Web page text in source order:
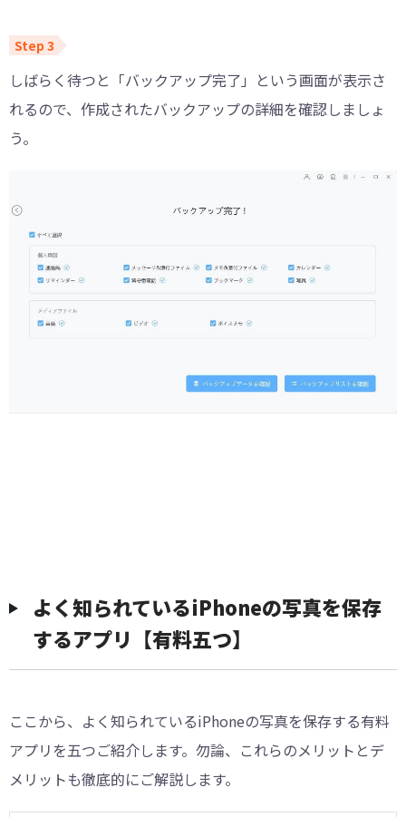
しばらく待つと「バックアップ完了」という画面が表示さ
れるので、作成されたバックアップの詳細を確認しましょ
う。
よく知られているiPhoneの写真を保存
するアプリ【有料五つ】
ここから、よく知られているiPhoneの写真を保存する有料
アプリを五つご紹介します。勿論、これらのメリットとデ
メリットも徹底的にご解説します。